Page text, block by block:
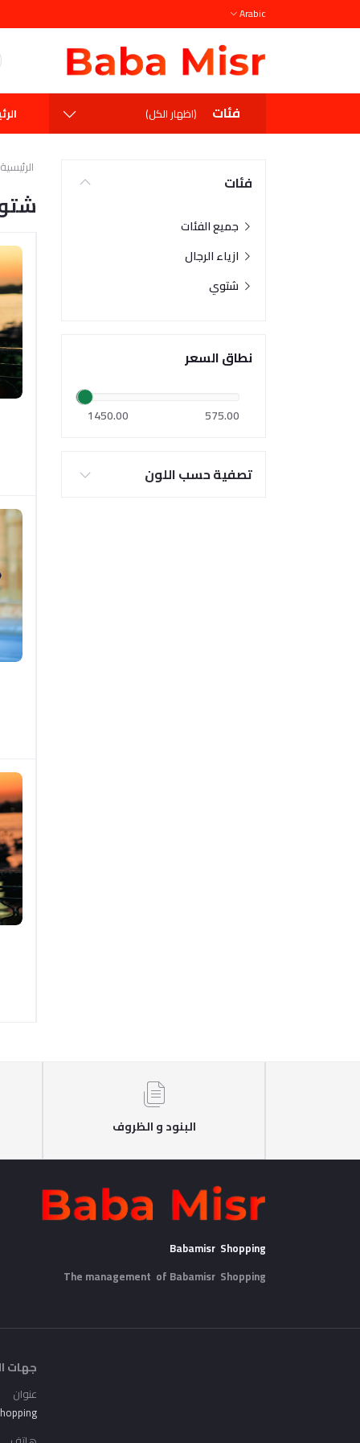
Arabic
فئات (اظهار الكل)
فئات
جميع الفئات
ازياء الرجال
شتوي
نطاق السعر
575.00
1450.00
تصفية حسب اللون
الرئيسية
البنود و الظروف
Babamisr Shopping
The management of Babamisr Shopping
جهات
عنوان